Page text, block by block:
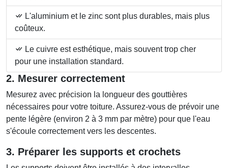
L'aluminium et le zinc sont plus durables, mais plus
coûteux.
Le cuivre est esthétique, mais souvent trop cher
pour une installation standard.
2. Mesurer correctement
Mesurez avec précision la longueur des gouttières
nécessaires pour votre toiture. Assurez-vous de prévoir une
pente légère (environ 2 à 3 mm par mètre) pour que l'eau
s'écoule correctement vers les descentes.
3. Préparer les supports et crochets